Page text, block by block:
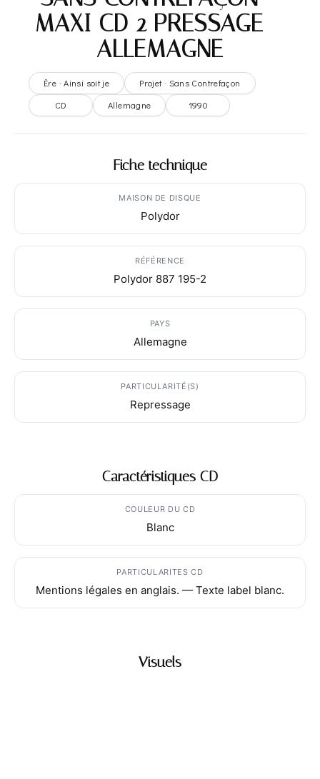
MAXI CD 2 PRESSAGE –
ALLEMAGNE
Ère · Ainsi soit je
Projet · Sans Contrefaçon
CD
Allemagne 1990
Fiche technique
MAISON DE DISQUE
Polydor
RÉFÉRENCE
Polydor 887 195-2
PAYS
Allemagne
PARTICULARITÉ(S)
Repressage
Caractéristiques CD
COULEUR DU CD
Blanc
PARTICULARITES CD
Mentions légales en anglais. — Texte label blanc.
Visuels